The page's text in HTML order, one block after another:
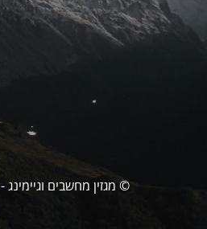
© מגזין מחשבים וגיימינג - PCPlus 2024